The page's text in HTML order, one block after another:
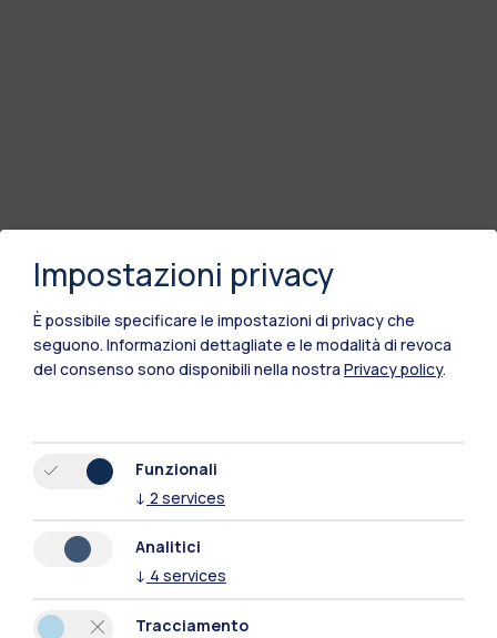
Polimi Community
Tutti i siti dell’ecosistema
Impostazioni privacy
È possibile specificare le impostazioni di privacy che
seguono. Informazioni dettagliate e le modalità di revoca
del consenso sono disponibili nella nostra Privacy policy.
Funzionali
↓ 2 services
Analitici
↓ 4 services
Tracciamento